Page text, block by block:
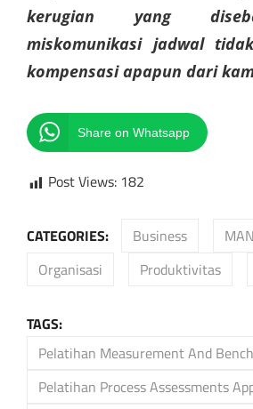
kerugian yang
miskomunikasi jadwal
kompensasi apapun dari
Share on Whatsapp
Post Views: 182
CATEGORIES: Business
Organisasi
Produktivitas
TAGS:
Pelatihan Measurement And
Pelatihan Process Assessments